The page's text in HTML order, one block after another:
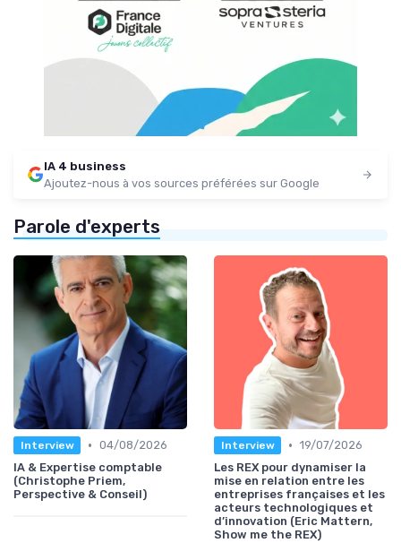
IA 4 business
Ajoutez-nous à vos sources préférées sur Google
Parole d'experts
Interview • 04/08/2026
IA & Expertise comptable
(Christophe Priem,
Perspective & Conseil)
Interview • 19/07/2026
Les REX pour dynamiser la
mise en relation entre les
entreprises françaises et les
acteurs technologiques et
d’innovation (Eric Mattern,
Show me the REX)